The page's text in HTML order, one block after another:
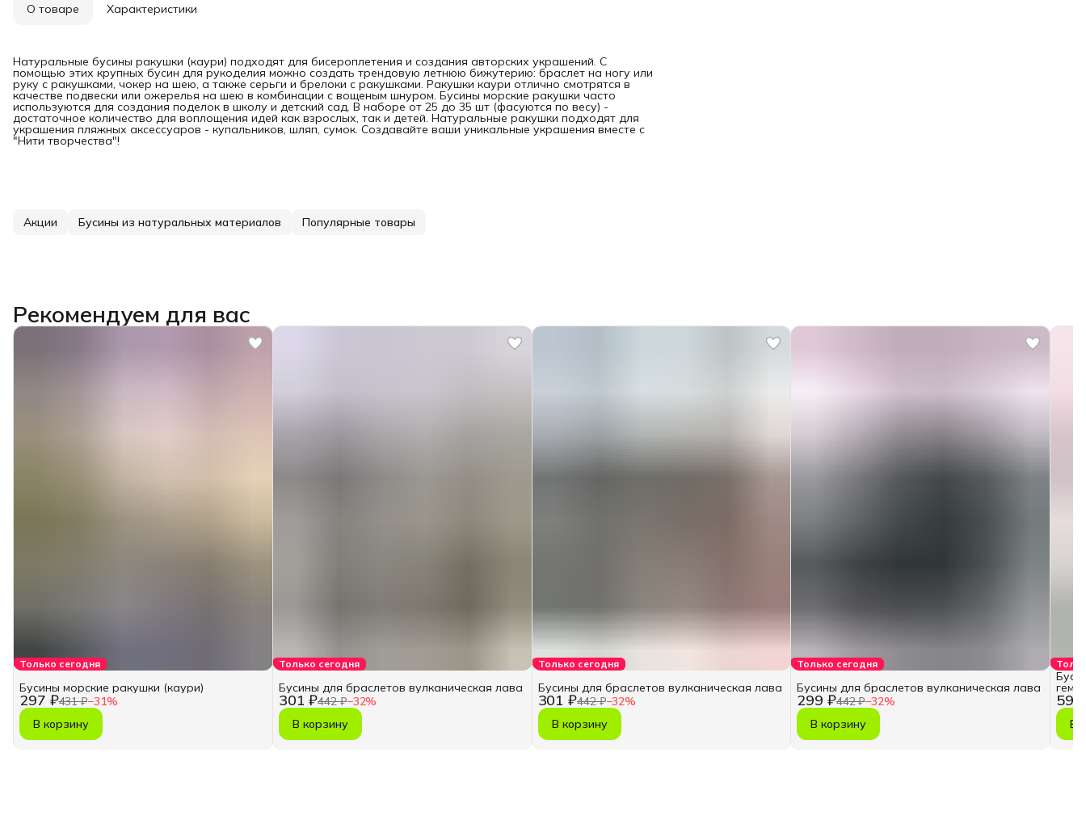
О товаре Характеристики
Натуральные бусины ракушки (каури) подходят для бисероплетения и создания авторских украшений. С
помощью этих крупных бусин для рукоделия можно создать трендовую летнюю бижутерию: браслет на ногу или
руку с ракушками, чокер на шею, а также серьги и брелоки с ракушками. Ракушки каури отлично смотрятся в
качестве подвески или ожерелья на шею в комбинации с вощеным шнуром. Бусины морские ракушки часто
используются для создания поделок в школу и детский сад. В наборе от 25 до 35 шт (фасуются по весу) -
достаточное количество для воплощения идей как взрослых, так и детей. Натуральные ракушки подходят для
украшения пляжных аксессуаров - купальников, шляп, сумок. Создавайте ваши уникальные украшения вместе с
"Нити творчества"!
Акции Бусины из натуральных материалов Популярные товары
Рекомендуем для вас
Только сегодня
297 ₽431 ₽−31%
Бусины морские ракушки (каури)
В корзину
Только сегодня
301 ₽442 ₽−32%
Бусины для браслетов вулканическая лава
В корзину
Только сегодня
301 ₽442 ₽−32%
Бусины для браслетов вулканическая лава
В корзину
Только сегодня
299 ₽442 ₽−32%
Бусины для браслетов вулканическая лава
В корзину
593
В